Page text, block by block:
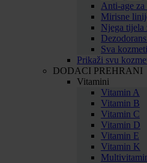
Anti-age za
Mirisne
Njega tijela
Sva
Prikaži svu
DODACI PREHRANI
Vitamini
Vitamin A
Vitamin B
Vitamin C
Vitamin D
Vitamin E
Vitamin K